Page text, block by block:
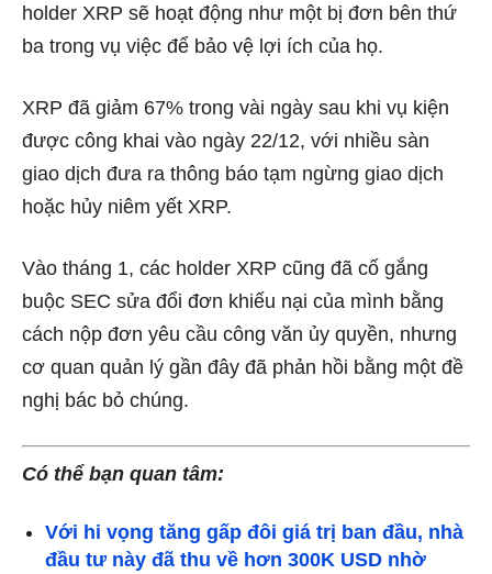
holder XRP sẽ hoạt động như một bị đơn bên thứ
ba trong vụ việc để bảo vệ lợi ích của họ.
XRP đã giảm 67% trong vài ngày sau khi vụ kiện
được công khai vào ngày 22/12, với nhiều sàn
giao dịch đưa ra thông báo tạm ngừng giao dịch
hoặc hủy niêm yết XRP.
Vào tháng 1, các holder XRP cũng đã cố gắng
buộc SEC sửa đổi đơn khiếu nại của mình bằng
cách nộp đơn yêu cầu công văn ủy quyền, nhưng
cơ quan quản lý gần đây đã phản hồi bằng một đề
nghị bác bỏ chúng.
Có thể bạn quan tâm:
Với hi vọng tăng gấp đôi giá trị ban đầu, nhà
đầu tư này đã thu về hơn 300K USD nhờ